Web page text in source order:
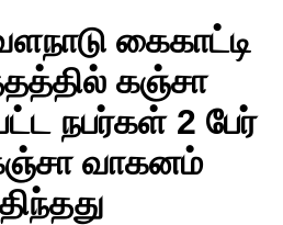
கைகாட்டி
கஞ்சா
நபர்கள் 2 பேர்
வாகனம்